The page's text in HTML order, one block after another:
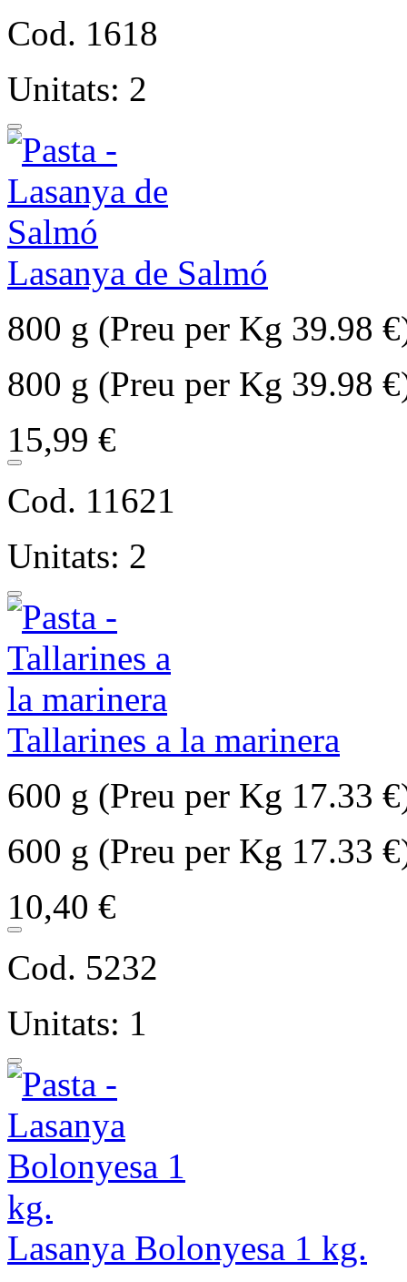
Cod. 1618
Unitats: 2
Lasanya de Salmó
800 g (Preu per Kg 39.98
800 g (Preu per Kg 39.98
15,99 €
Cod. 11621
Unitats: 2
Tallarines a la marinera
600 g (Preu per Kg 17.33
600 g (Preu per Kg 17.33
10,40 €
Cod. 5232
Unitats: 1
Lasanya Bolonyesa 1 kg.